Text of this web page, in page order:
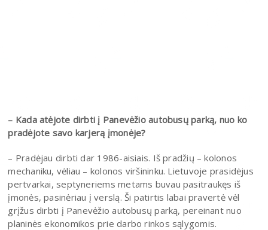
– Kada atėjote dirbti į Panevėžio autobusų parką, nuo ko
pradėjote savo karjerą įmonėje?
– Pradėjau dirbti dar 1986-aisiais. Iš pradžių – kolonos
mechaniku, vėliau – kolonos viršininku. Lietuvoje prasidėjus
pertvarkai, septyneriems metams buvau pasitraukęs iš
įmonės, pasinėriau į verslą. Ši patirtis labai pravertė vėl
grįžus dirbti į Panevėžio autobusų parką, pereinant nuo
planinės ekonomikos prie darbo rinkos sąlygomis.